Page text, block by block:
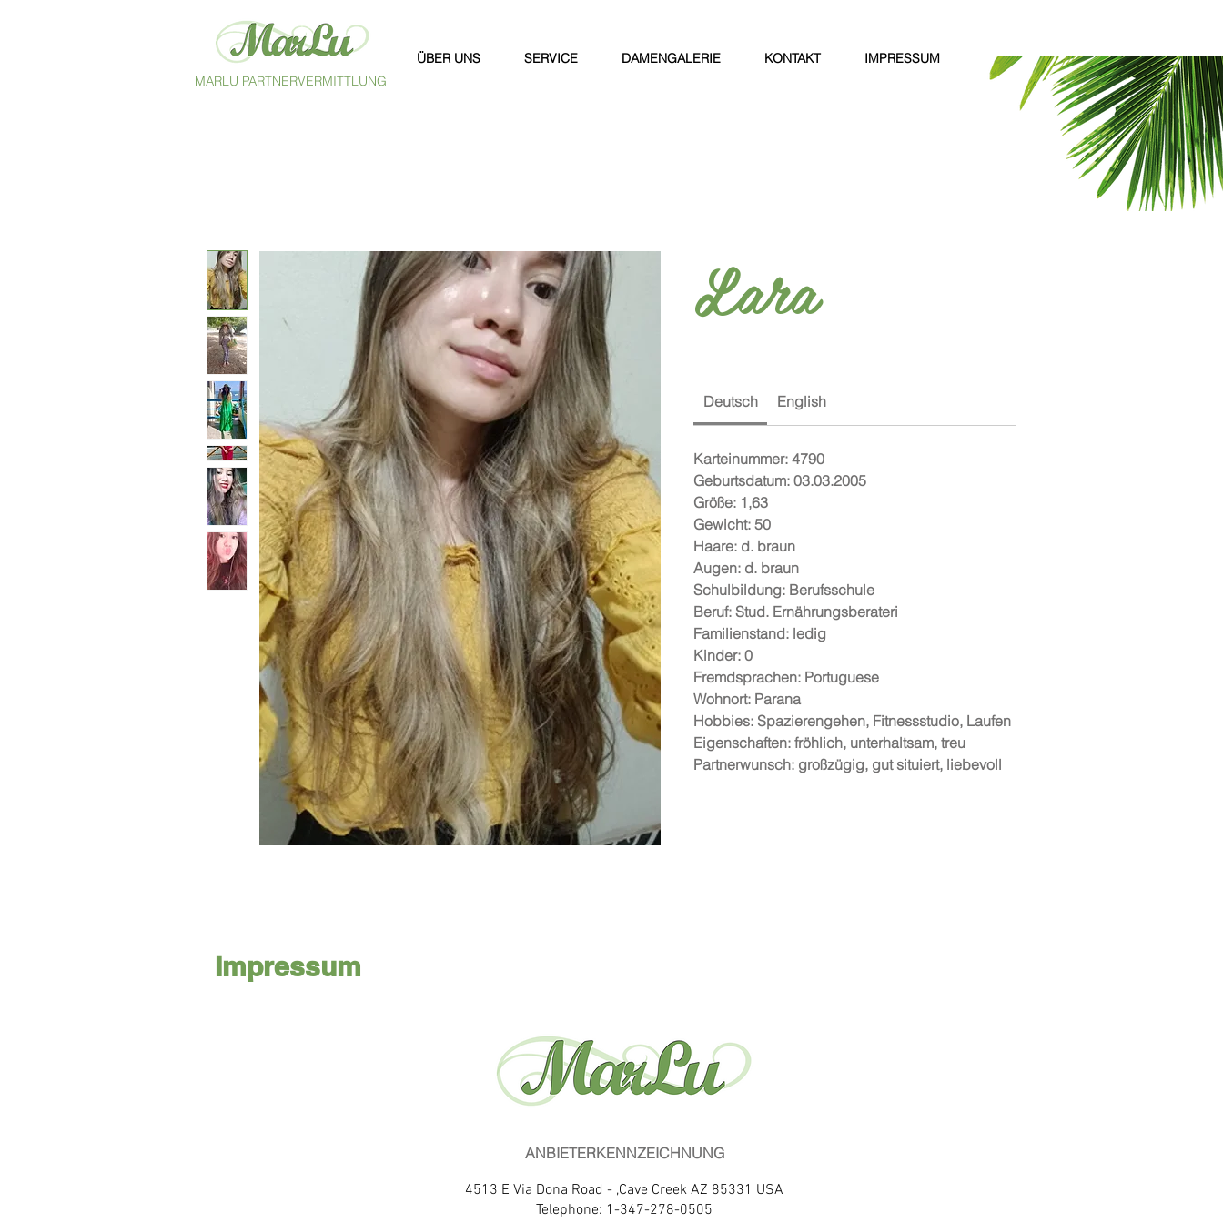
MARLU PARTNERVERMITTLUNG
ÜBER UNS SERVICE DAMENGALERIE KONTAKT IMPRESSUM
Lara
Deutsch English
Karteinummer: 4790
Geburtsdatum: 03.03.2005
Größe: 1,63
Gewicht: 50
Haare: d. braun
Augen: d. braun
Schulbildung: Berufsschule
Beruf: Stud. Ernährungsberateri
Familienstand: ledig
Kinder: 0
Fremdsprachen: Portuguese
Wohnort: Parana
Hobbies: Spazierengehen, Fitnessstudio, Laufen
Eigenschaften: fröhlich, unterhaltsam, treu
Partnerwunsch: großzügig, gut situiert, liebevoll
ANBIETERKENNZEICHNUNG
4513 E Via Dona Road - ,Cave Creek AZ 85331 USA
Telephone: 1-347-278-0505
Impressum